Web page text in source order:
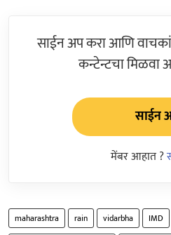
साईन अप करा आणि
कन्टेन्टचा मिळवा
साईन
मेंबर आहात ?
maharashtra rain vidarbha IMD